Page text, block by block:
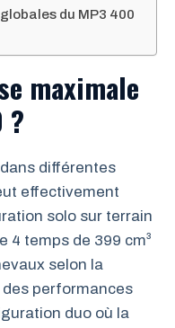
du MP3 400
maximale
?
différentes
effectivement
solo sur terrain
4 temps de 399 cm³
selon la
performances
duo où la